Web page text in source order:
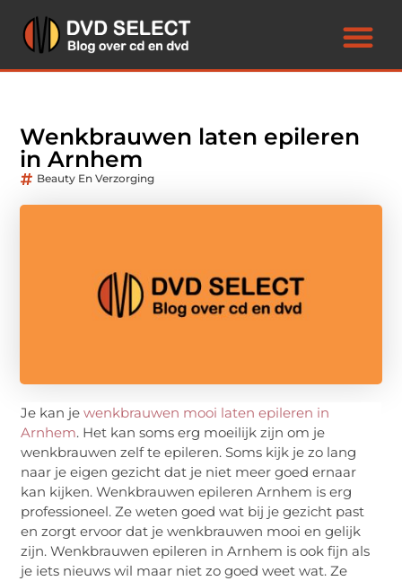
Wenkbrauwen laten epileren
in Arnhem
Beauty En Verzorging
Je kan je wenkbrauwen mooi laten epileren in
Arnhem. Het kan soms erg moeilijk zijn om je
wenkbrauwen zelf te epileren. Soms kijk je zo lang
naar je eigen gezicht dat je niet meer goed ernaar
kan kijken. Wenkbrauwen epileren Arnhem is erg
professioneel. Ze weten goed wat bij je gezicht past
en zorgt ervoor dat je wenkbrauwen mooi en gelijk
zijn. Wenkbrauwen epileren in Arnhem is ook fijn als
je iets nieuws wil maar niet zo goed weet wat. Ze